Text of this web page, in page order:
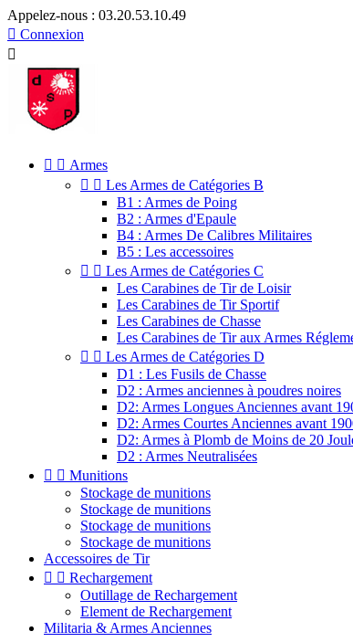
Appelez-nous : 03.20.53.10.49
 Connexion

  Armes
  Les Armes de Catégories B
B1 : Armes de Poing
B2 : Armes d'Epaule
B4 : Armes De Calibres Militaires
B5 : Les accessoires
  Les Armes de Catégories C
Les Carabines de Tir de Loisir
Les Carabines de Tir Sportif
Les Carabines de Chasse
Les Carabines de Tir aux Armes
  Les Armes de Catégories D
D1 : Les Fusils de Chasse
D2 : Armes anciennes à poudres noires
D2: Armes Longues Anciennes avant
D2: Armes Courtes Anciennes avant
D2: Armes à Plomb de Moins de 20
D2 : Armes Neutralisées
  Munitions
Stockage de munitions
Stockage de munitions
Stockage de munitions
Stockage de munitions
Accessoires de Tir
  Rechargement
Outillage de Rechargement
Element de Rechargement
Militaria & Armes Anciennes